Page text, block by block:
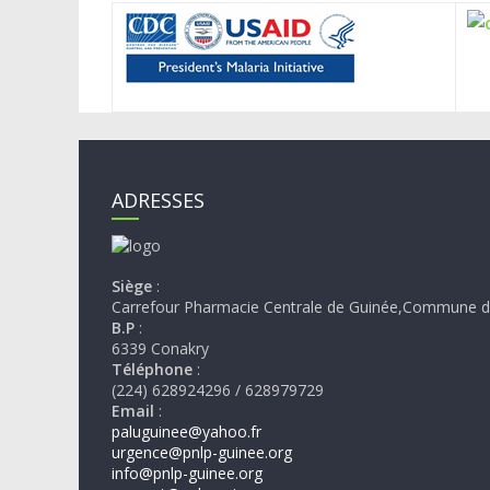
ADRESSES
Siège :
Carrefour Pharmacie Centrale de Guinée,Commune
B.P :
6339 Conakry
Téléphone :
(224) 628924296 / 628979729
Email :
paluguinee@yahoo.fr
urgence@pnlp-guinee.org
info@pnlp-guinee.org